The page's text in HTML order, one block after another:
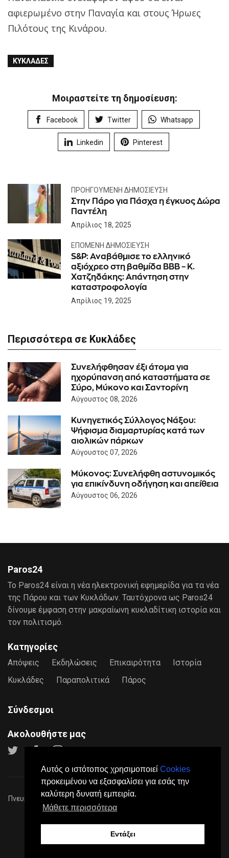
Αυτός ο ιστότοπος χρησιμοποιεί Cookies
προκειμένου να εξασφαλίσει για εσάς την
καλύτερη δυνατή εμπειρία.
Μάθετε περισσότερα
Εντάξει
αφιερωμένο στην Παναγία και στους Ήρωες
Πιλότους της Κινάρου.
ΚΥΚΛΆΔΕΣ
Μοιραστείτε τη δημοσίευση:
Facebook Twitter Whatsapp
Linkedin Pinterest
ΠΡΟΗΓΟΎΜΕΝΗ ΔΗΜΟΣΊΕΥΣΗ
Στην Πάρο για Πάσχα η έγκυος Δώρα
Παντέλη
Απρίλιος 18, 2025
ΕΠΌΜΕΝΗ ΔΗΜΟΣΊΕΥΣΗ
S&P: Αναβάθμισε το ελληνικό
αξιόχρεο στη βαθμίδα ΒΒΒ – Κ.
Χατζηδάκης: Απάντηση στην
καταστροφολογία
Απρίλιος 19, 2025
Περισσότερα σε Κυκλάδες
Συνελήφθησαν έξι άτομα για
ηχορύπανση από καταστήματα σε
Σύρο, Μύκονο και Σαντορίνη
Αύγουστος 08, 2026
Κυνηγετικός Σύλλογος Νάξου:
Ψήφισμα διαμαρτυρίας κατά των
αιολικών πάρκων
Αύγουστος 07, 2026
Μύκονος: Συνελήφθη αστυνομικός
για επικίνδυνη οδήγηση και απείθεια
Αύγουστος 06, 2026
Paros24
Το Paros24 είναι η νέα ηλεκτρονική εφημερίδα για τα νέα
της Πάρου και των Κυκλάδων. Ταυτόχρονα ως Paros24
δίνουμε έμφαση στην μακραίωνη κυκλαδίτικη ιστορία και
τον πολιτισμό.
Κατηγορίες
Απόψεις Εκδηλώσεις Επικαιρότητα
Ιστορία
Κυκλάδες
Παραπολιτικά Πάρος
Σύνδεσμοι
Ακολουθήστε μας
Πνευματικά Δικαιώματα © 2026Paros24
νόμιμου δικαιώματος.
Επικοινωνία
Made byDGK Software House